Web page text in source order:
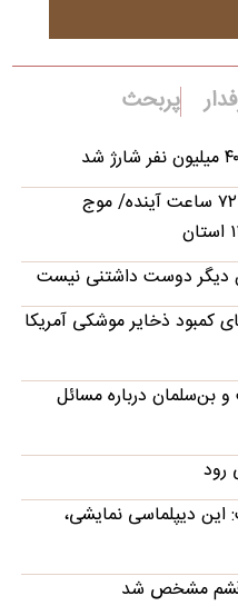
پربحث
وضعیت جوی کشور در ۷۲ ساعت آینده/ موج
دیگر دوست داشتنی نیست
کمبود ذخایر موشکی آمریکا
بن‌سلمان درباره مسائل
رود
این دیپلماسی نمایشی،
قشم مشخص شد